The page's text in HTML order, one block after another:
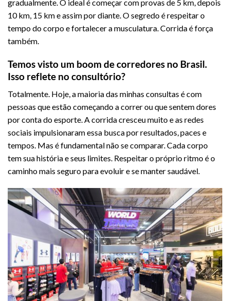
gradualmente. O ideal é começar com provas de 5 km, depois
10 km, 15 km e assim por diante. O segredo é respeitar o
tempo do corpo e fortalecer a musculatura. Corrida é força
também.
Temos visto um boom de corredores no Brasil.
Isso reflete no consultório?
Totalmente. Hoje, a maioria das minhas consultas é com
pessoas que estão começando a correr ou que sentem dores
por conta do esporte. A corrida cresceu muito e as redes
sociais impulsionaram essa busca por resultados, paces e
tempos. Mas é fundamental não se comparar. Cada corpo
tem sua história e seus limites. Respeitar o próprio ritmo é o
caminho mais seguro para evoluir e se manter saudável.